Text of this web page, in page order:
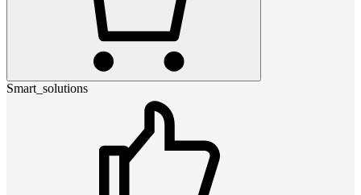
Smart_solutions